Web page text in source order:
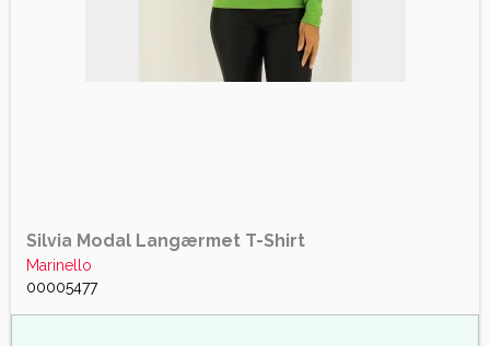
Silvia Modal Langærmet T-Shirt
Marinello
00005477